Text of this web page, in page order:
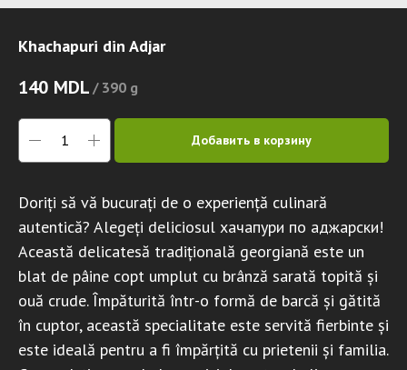
Khachapuri din Adjar
140 MDL / 390 g
Добавить в корзину
Doriți să vă bucurați de o experiență culinară
autentică? Alegeți deliciosul хачапури по аджарски!
Această delicatesă tradițională georgiană este un
blat de pâine copt umplut cu brânză sarată topită și
ouă crude. Împăturită într-o formă de barcă și gătită
în cuptor, această specialitate este servită fierbinte și
este ideală pentru a fi împărțită cu prietenii și familia.